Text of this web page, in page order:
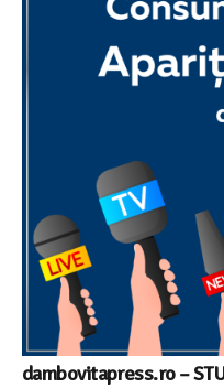
dambovitapress.ro –